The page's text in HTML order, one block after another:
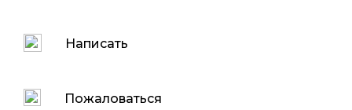
Написать
Пожаловаться